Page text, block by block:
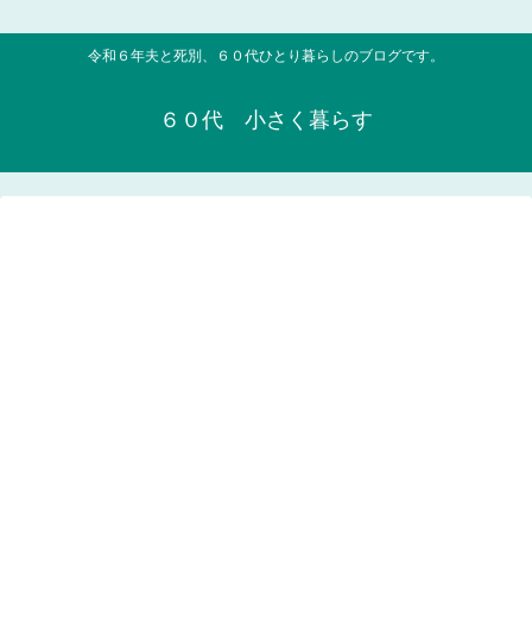
令和６年夫と死別、６０代ひとり暮らしのブログです。
６０代 小さく暮らす